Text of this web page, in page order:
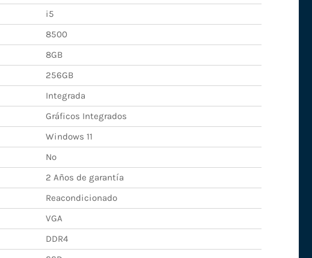
i5
8500
8GB
256GB
Integrada
Gráficos Integrados
Windows 11
No
2 Años de garantía
Reacondicionado
VGA
DDR4